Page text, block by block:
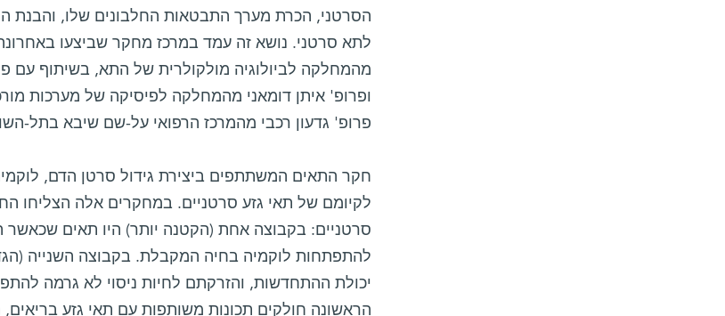
הסרטני, הכרת מערך התבטאות החלבונים שלו, והבנת
לתא סרטני. נושא זה עמד במרכז מחקר שביצעו
מהמחלקה לביולוגיה מולקולרית של התא, בשיתוף עם
ופרופ' איתן דומאני מהמחלקה לפיסיקה של מערכות
פרופ' גדעון רכבי מהמרכז הרפואי על-שם שיבא בתל-
חקר התאים המשתתפים ביצירת גידול סרטן הדם,
לקיומם של תאי גזע סרטניים. במחקרים אלה הצליחו
סרטניים: בקבוצה אחת (הקטנה יותר) היו תאים שכאשר
להתפתחות לוקמיה בחיה המקבלת. בקבוצה השנייה
יכולת ההתחדשות, והזרקתם לחיות ניסוי לא גרמה
הראשונה חולקים תכונות משותפות עם תאי גזע